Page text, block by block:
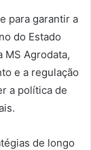
para garantir a
do Estado
MS Agrodata,
e a regulação
a política de
de longo